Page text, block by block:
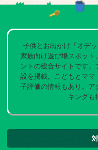
子供とお出かけ「オデ
家族向け遊び場スポッ
ントの総合サイトです
設を掲載。こどもとママ
子評価の情報もあり。ア
キングも